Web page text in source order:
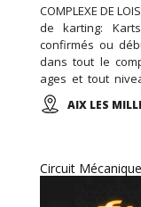
COMPLEXE DE
de karting:
confirmés ou
dans tout le
ages et tout
vidéo et
anniversaires,
AIX LES
Circuit Mécanique